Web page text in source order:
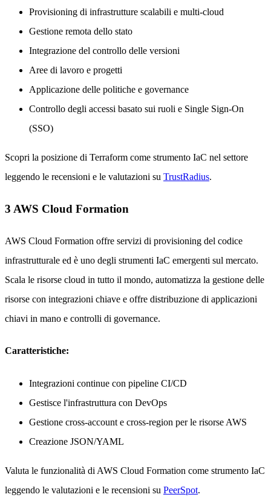
Provisioning di infrastrutture scalabili e multi-cloud
Gestione remota dello stato
Integrazione del controllo delle versioni
Aree di lavoro e progetti
Applicazione delle politiche e governance
Controllo degli accessi basato sui ruoli e Single Sign-On
(SSO)
Scopri la posizione di Terraform come strumento IaC nel settore
leggendo le recensioni e le valutazioni su TrustRadius.
3 AWS Cloud Formation
AWS Cloud Formation offre servizi di provisioning del codice
infrastrutturale ed è uno degli strumenti IaC emergenti sul mercato.
Scala le risorse cloud in tutto il mondo, automatizza la gestione delle
risorse con integrazioni chiave e offre distribuzione di applicazioni
chiavi in mano e controlli di governance.
Caratteristiche:
Integrazioni continue con pipeline CI/CD
Gestisce l'infrastruttura con DevOps
Gestione cross-account e cross-region per le risorse AWS
Creazione JSON/YAML
Valuta le funzionalità di AWS Cloud Formation come strumento IaC
leggendo le valutazioni e le recensioni su PeerSpot.